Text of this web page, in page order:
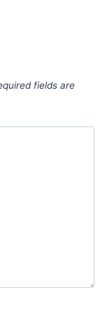
fields are